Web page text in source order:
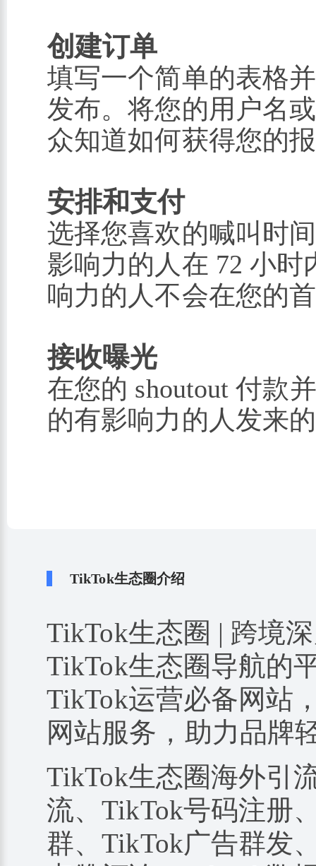
创建订单
填写一个简单的表格
发布。将您的用户名
众知道如何获得您的
安排和支付
选择您喜欢的喊叫时
影响力的人在 72 小
响力的人不会在您的
接收曝光
在您的 shoutout 付款
的有影响力的人发来
TikTok生态圈介绍
TikTok生态圈 | 跨境
TikTok生态圈导航的
TikTok运营必备网站
网站服务，助力品牌
TikTok生态圈海外引
流、TikTok号码注册
群、TikTok广告群发